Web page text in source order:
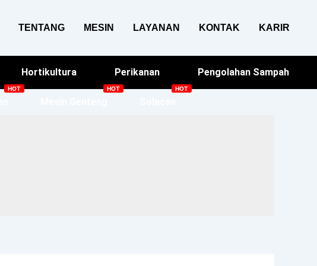
TENTANG MESIN LAYANAN KONTAK KARIR
Hortikultura Perikanan Pengolahan Sampah